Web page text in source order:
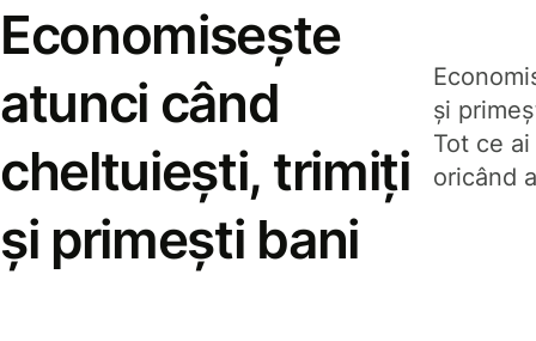
Economisește
atunci când
cheltuiești, trimiți
și primești bani
și
Tot ce
oricând